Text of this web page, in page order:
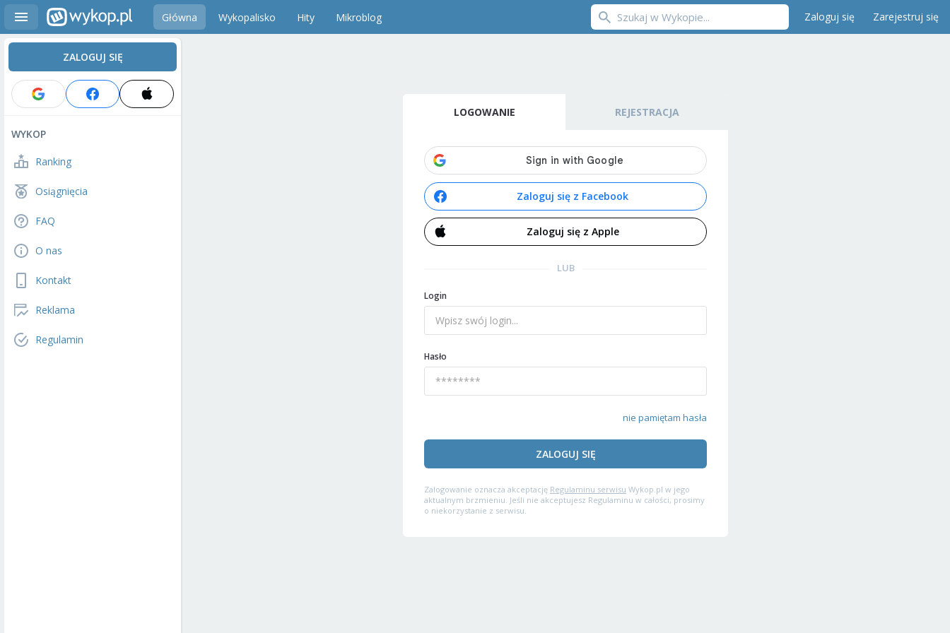
Główna Wykopalisko Hity Mikroblog Zaloguj się Zarejestruj się
ZALOGUJ SIĘ
WYKOP
Ranking
Osiągnięcia
FAQ
O nas
Kontakt
Reklama
Regulamin
LOGOWANIE REJESTRACJA
Zaloguj się z Facebook
Zaloguj się z Apple
LUB
Login
Hasło
nie pamiętam hasła
ZALOGUJ SIĘ
Zalogowanie oznacza akceptację Regulaminu serwisu Wykop.pl w jego
aktualnym brzmieniu. Jeśli nie akceptujesz Regulaminu w całości, prosimy
o niekorzystanie z serwisu.